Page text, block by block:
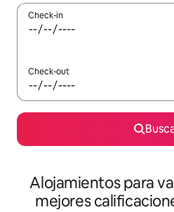
Check-in
Check-out
Alojamientos para
mejores